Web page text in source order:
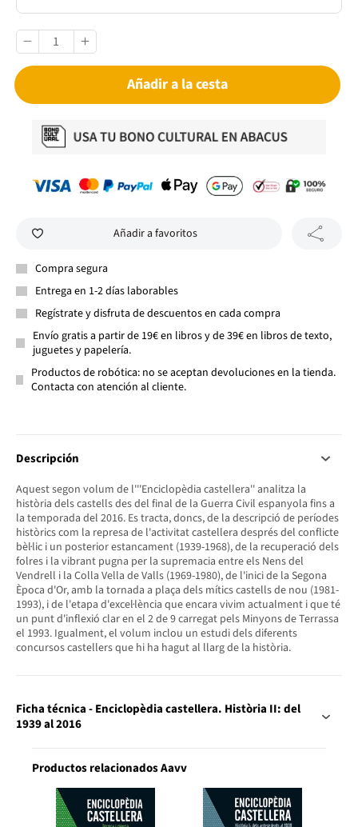
Añadir a la cesta
Añadir a favoritos
Compra segura
Entrega en 1-2 días laborables
Regístrate y disfruta de descuentos en cada compra
Envío gratis a partir de 19€ en libros y de 39€ en libros de texto,
juguetes y papelería.
Productos de robótica: no se aceptan devoluciones en la tienda.
Contacta con atención al cliente.
Descripción
Aquest segon volum de l'''Enciclopèdia castellera'' analitza la
història dels castells des del final de la Guerra Civil espanyola fins a
la temporada del 2016. Es tracta, doncs, de la descripció de períodes
històrics com la represa de l'activitat castellera després del conflicte
bèl·lic i un posterior estancament (1939-1968), de la recuperació dels
folres i la vibrant pugna per la supremacia entre els Nens del
Vendrell i la Colla Vella de Valls (1969-1980), de l'inici de la Segona
Època d'Or, amb la tornada a plaça dels mítics castells de nou (1981-
1993), i de l'etapa d'excel·lència que encara vivim actualment i que té
un punt d'inflexió clar en el 2 de 9 carregat pels Minyons de Terrassa
el 1993. Igualment, el volum inclou un estudi dels diferents
concursos castellers que hi ha hagut al llarg de la història.
Ficha técnica - Enciclopèdia castellera. Història II: del
1939 al 2016
Productos relacionados Aavv